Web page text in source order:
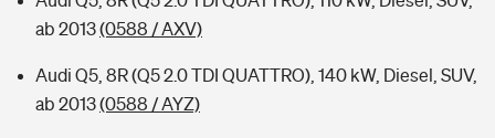
ab 2013(0588 / AXV)
Audi Q5, 8R (Q5 2.0 TDI QUATTRO), 140 kW, Diesel, SUV,
ab 2013(0588 / AYZ)